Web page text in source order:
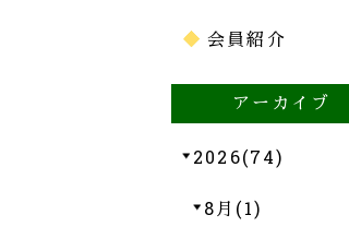
会員紹介
アーカイブ
2026(74)
8月(1)